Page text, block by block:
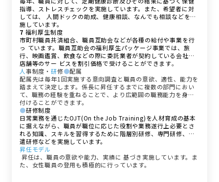
指導、ストレスチェックを実施しています。また、希望者に対
しては、 人間ドックの助成、健康相談、なんでも相談などを実
施しています。
7 福利厚生制度
市町村職員共済組合、職員互助会などが各種の給付や事業を行
っ ています。職員互助会の福利厚生パッケージ事業では、旅
行、映画鑑賞、飲食などの際に委託業者が契約している会社や
店舗等のサー ビスを割引価格で受けることができます。
人事制度・ 研修●配属
配属先は毎年1回実施する意向調査と職員の意欲、適性、能力を
踏まえて決定します。係長に昇任するまでに複数の部門におい
て、職務の経験を重ねることで、より広範囲の職務能力を身に
付けることができます。
●研修制度
日常業務を通じたOJT(On the Job Training)を人材育成の基本
に据えながら、職員が職位に応じた役割や業務遂行上必要とさ
れる知識、スキルを習得するために階層別研修、専門研修、派
遣研修などを実施しています。
昇任モデル
昇任は、職員の意欲や能力、実績に 基づき実施しています。ま
た、女性職員の登用も積極的に行っています。